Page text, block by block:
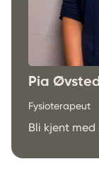
Pia
Fysioterapeut
Bli kjent med